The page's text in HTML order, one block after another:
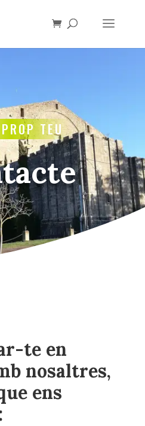
TEU
te en
nosaltres,
ens